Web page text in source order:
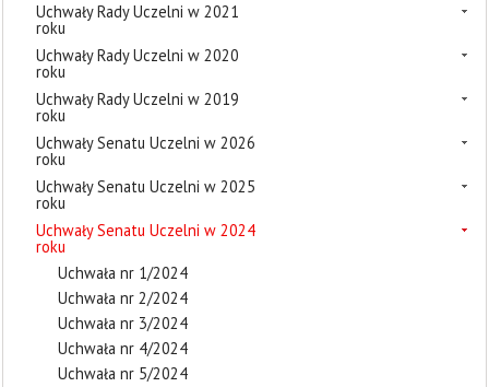
Uchwały Rady Uczelni w 2021
roku
Uchwały Rady Uczelni w 2020
roku
Uchwały Rady Uczelni w 2019
roku
Uchwały Senatu Uczelni w 2026
roku
Uchwały Senatu Uczelni w 2025
roku
Uchwały Senatu Uczelni w 2024
roku
Uchwała nr 1/2024
Uchwała nr 2/2024
Uchwała nr 3/2024
Uchwała nr 4/2024
Uchwała nr 5/2024